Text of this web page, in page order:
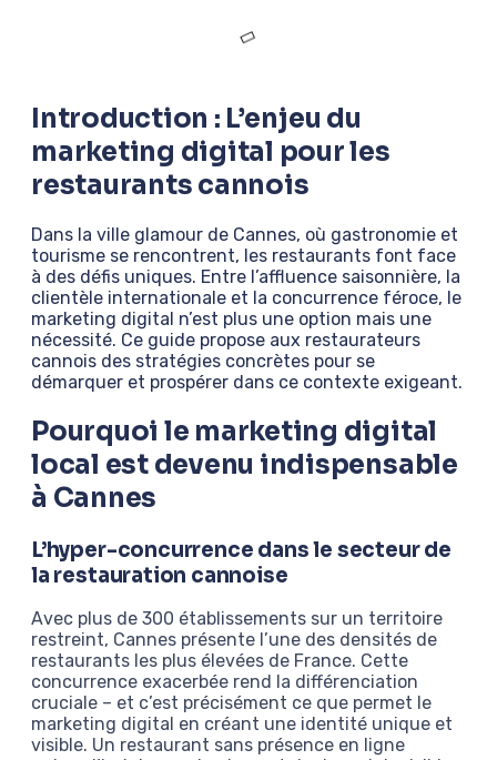
Introduction : L’enjeu du
marketing digital pour les
restaurants cannois
Dans la ville glamour de Cannes, où gastronomie et
tourisme se rencontrent, les restaurants font face
à des défis uniques. Entre l’affluence saisonnière, la
clientèle internationale et la concurrence féroce, le
marketing digital n’est plus une option mais une
nécessité. Ce guide propose aux restaurateurs
cannois des stratégies concrètes pour se
démarquer et prospérer dans ce contexte exigeant.
Pourquoi le marketing digital
local est devenu indispensable
à Cannes
L’hyper-concurrence dans le secteur de
la restauration cannoise
Avec plus de 300 établissements sur un territoire
restreint, Cannes présente l’une des densités de
restaurants les plus élevées de France. Cette
concurrence exacerbée rend la différenciation
cruciale – et c’est précisément ce que permet le
marketing digital en créant une identité unique et
visible. Un restaurant sans présence en ligne